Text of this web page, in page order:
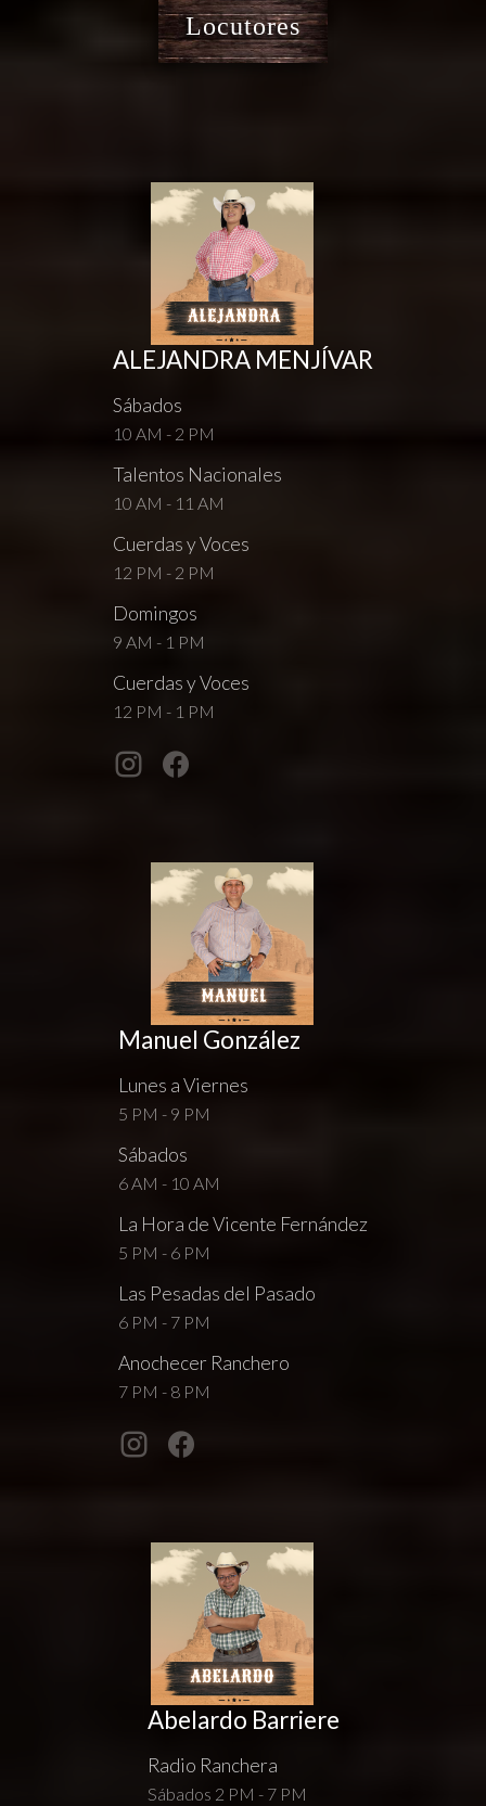
Locutores
ALEJANDRA MENJÍVAR
Sábados
10 AM - 2 PM
Talentos Nacionales
10 AM - 11 AM
Cuerdas y Voces
12 PM - 2 PM
Domingos
9 AM - 1 PM
Cuerdas y Voces
12 PM - 1 PM
Manuel González
Lunes a Viernes
5 PM - 9 PM
Sábados
6 AM - 10 AM
La Hora de Vicente Fernández
5 PM - 6 PM
Las Pesadas del Pasado
6 PM - 7 PM
Anochecer Ranchero
7 PM - 8 PM
Abelardo Barriere
Radio Ranchera
Sábados 2 PM - 7 PM